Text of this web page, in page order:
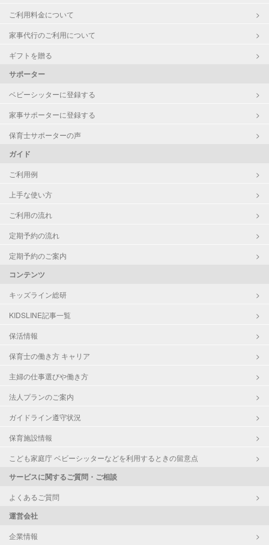
ご利用料金について
家事代行のご利用について
ギフトを贈る
サポーター
ベビーシッターに登録する
家事サポーターに登録する
保育士サポーターの声
ガイド
ご利用例
上手な使い方
ご利用の流れ
定期予約の流れ
定期予約のご案内
コンテンツ
キッズライン総研
KIDSLINE記事一覧
保活情報
保育士の働き方 キャリア
主婦の仕事選びや働き方
法人プランのご案内
ガイドライン遵守状況
保育施設情報
こども家庭庁 ベビーシッターなどを利用するときの留意点
サービスに関するご質問・ご相談
よくあるご質問
運営会社
企業情報